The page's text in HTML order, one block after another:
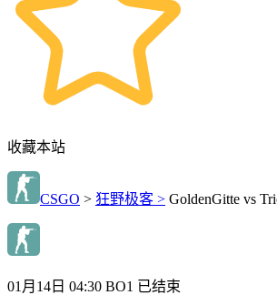
收藏本站
CSGO > 狂野极客 > GoldenGitte vs
01月14日 04:30 BO1 已结束